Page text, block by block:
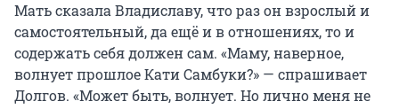
Мать сказала Владиславу, что раз он взрослый и
самостоятельный, да ещё и в отношениях, то и
содержать себя должен сам. «Маму, наверное,
волнует прошлое Кати Самбуки?» — спрашивает
Долгов. «Может быть, волнует. Но лично меня не